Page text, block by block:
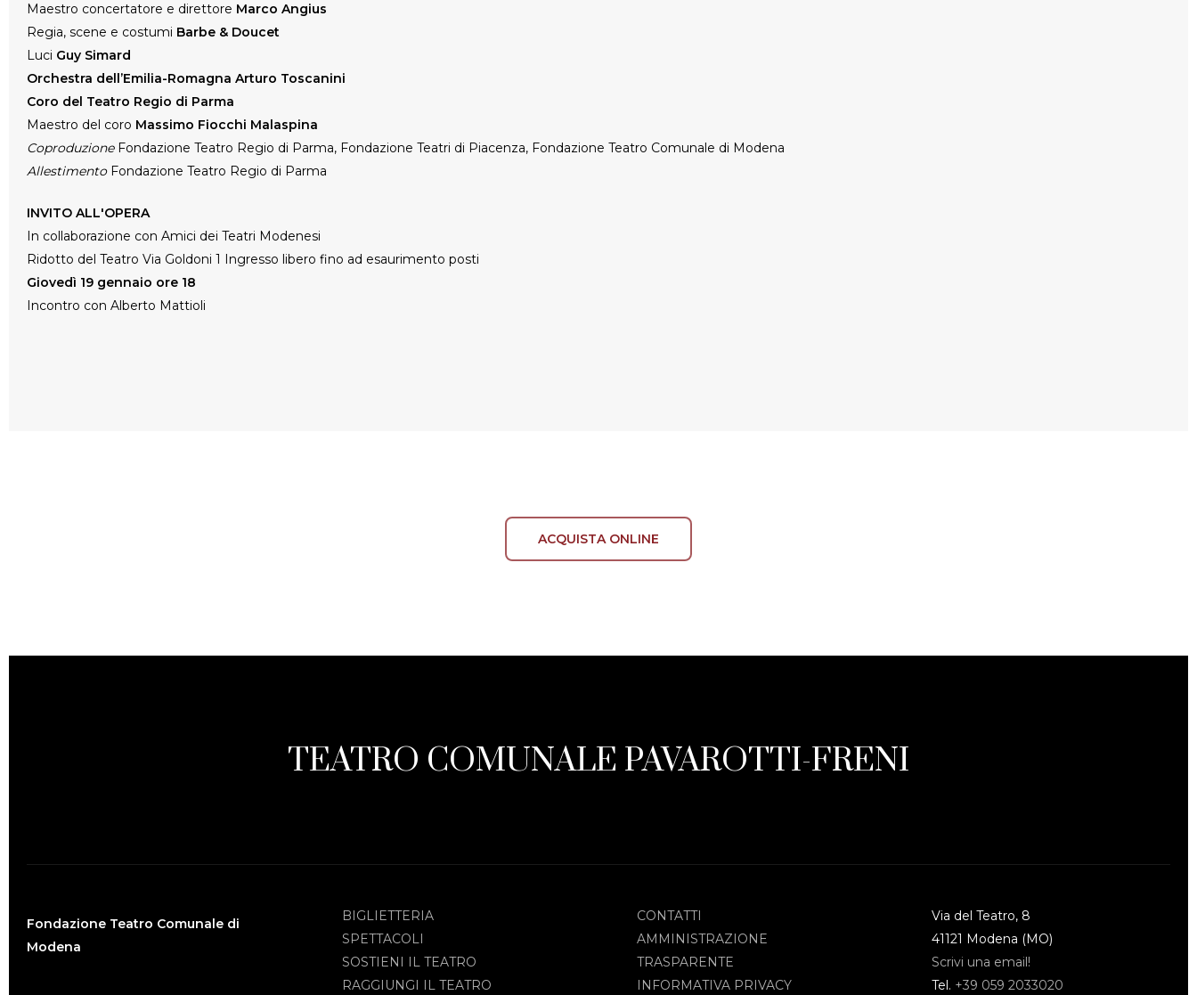
Maestro concertatore e direttore Marco Angius
Regia, scene e costumi Barbe & Doucet
Luci Guy Simard
Orchestra dell’Emilia-Romagna Arturo Toscanini
Coro del Teatro Regio di Parma
Maestro del coro Massimo Fiocchi Malaspina
CoproduzioneFondazione Teatro Regio di Parma, Fondazione Teatri di Piacenza, Fondazione Teatro Comunale di Modena
AllestimentoFondazione Teatro Regio di Parma
INVITO ALL'OPERA
In collaborazione con Amici dei Teatri Modenesi
Ridotto del Teatro Via Goldoni 1 Ingresso libero fino ad esaurimento posti
Giovedì 19 gennaio ore 18
Incontro con Alberto Mattioli
ACQUISTA ONLINE
TEATRO COMUNALE PAVAROTTI-FRENI
Fondazione Teatro Comunale di
Modena
BIGLIETTERIA
SPETTACOLI
SOSTIENI IL TEATRO
RAGGIUNGI IL TEATRO
CONTATTI
AMMINISTRAZIONE
TRASPARENTE
INFORMATIVA PRIVACY
Via del Teatro, 8
41121 Modena (MO)
Scrivi una email!
Tel. +39 059 2033020